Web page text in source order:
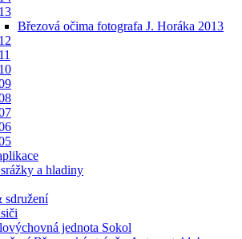
Březová očima fotografa J. Horáka 2013
a hladiny
sdružení
jednota Sokol